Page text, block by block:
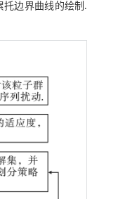
托边界曲线的绘制.